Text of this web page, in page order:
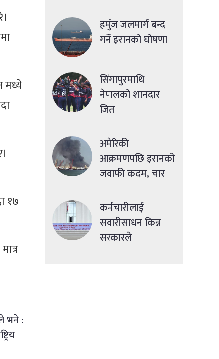
मध्ये
१७
भने :
हर्मुज जलमार्ग बन्द
गर्ने इरानको घोषणा
सिंगापुरमाथि
नेपालको शानदार
जित
अमेरिकी
आक्रमणपछि इरानको
जवाफी कदम, चार
कर्मचारीलाई
सवारीसाधन किन्न
सरकारले